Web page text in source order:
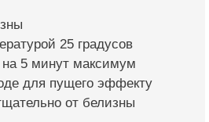
25 градусов
5 минут максимум
для пущего эффекту
от белизны